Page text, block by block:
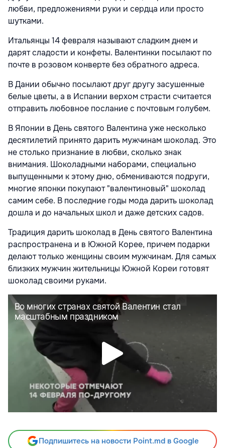
любви, предложениями руки и сердца или просто
шутками.
Итальянцы 14 февраля называют сладким днем и
дарят сладости и конфеты. Валентинки посылают по
почте в розовом конверте без обратного адреса.
В Дании обычно посылают друг другу засушенные
белые цветы, а в Испании верхом страсти считается
отправить любовное послание с почтовым голубем.
В Японии в День святого Валентина уже несколько
десятилетий принято дарить мужчинам шоколад. Это
не столько признание в любви, сколько знак
внимания. Шоколадными наборами, специально
выпущенными к этому дню, обмениваются подруги,
многие японки покупают "валентиновый" шоколад
самим себе. В последние годы мода дарить шоколад
дошла и до начальных школ и даже детских садов.
Традиция дарить шоколад в День святого Валентина
распространена и в Южной Корее, причем подарки
делают только женщины своим мужчинам. Для самых
близких мужчин жительницы Южной Кореи готовят
шоколад своими руками.
Подпишитесь на новости Point.md в Google